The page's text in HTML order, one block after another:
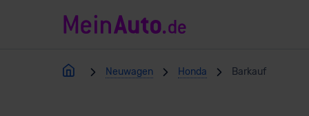
Neuwagen Honda Barkauf